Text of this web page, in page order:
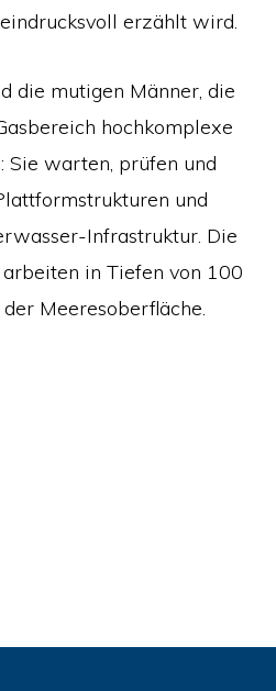
erzählt wird.
die mutigen Männer, die
hochkomplexe
Sie warten, prüfen und
und
Infrastruktur. Die
in Tiefen von 100
Meeresoberfläche.